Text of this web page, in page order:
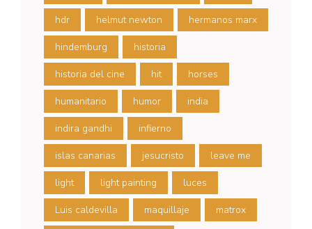
hdr helmut newton hermanos marx
hindemburg historia
historia del cine hit horses
humanitario humor india
indira gandhi infierno
islas canarias jesucristo leave me
light light painting luces
Luis caldevilla maquillaje matrox